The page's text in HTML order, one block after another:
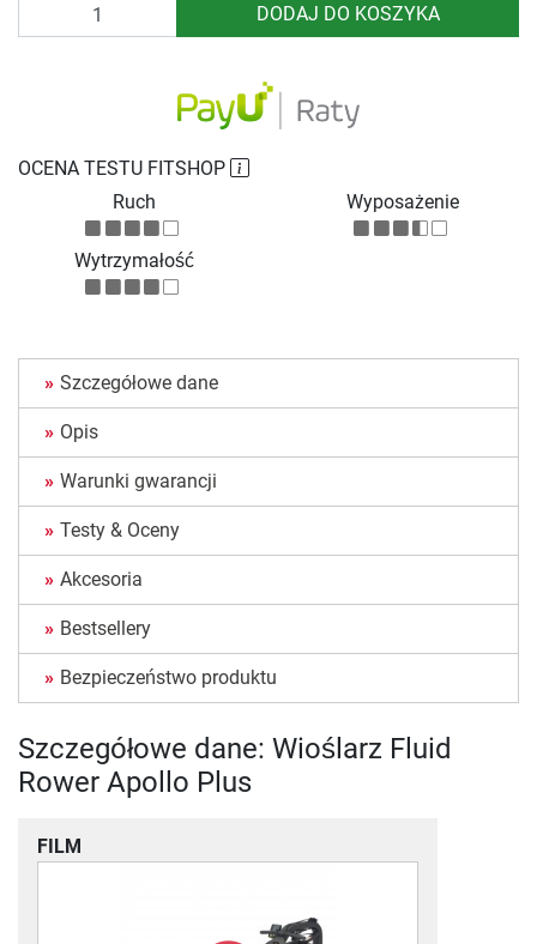
DODAJ DO KOSZYKA
OCENA TESTU FITSHOP
Ruch
Wyposażenie
Wytrzymałość
Szczegółowe dane
Opis
Warunki gwarancji
Testy & Oceny
Akcesoria
Bestsellery
Bezpieczeństwo produktu
Szczegółowe dane: Wioślarz Fluid
Rower Apollo Plus
FILM